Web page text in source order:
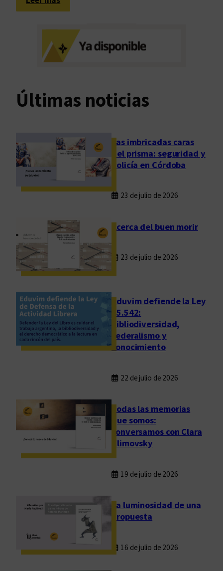
E
r
i
r
v
i
.
v
i
a
s
c
r
i
t
Últimas noticias
Las imbricadas caras
del prisma: seguridad y
policía en Córdoba
23 de julio de 2026
Acerca del buen morir
23 de julio de 2026
Eduvim defiende la Ley
25.542:
bibliodiversidad,
federalismo y
conocimiento
22 de julio de 2026
Todas las memorias
que somos:
conversamos con Clara
Klimovsky
19 de julio de 2026
La luminosidad de una
propuesta
16 de julio de 2026